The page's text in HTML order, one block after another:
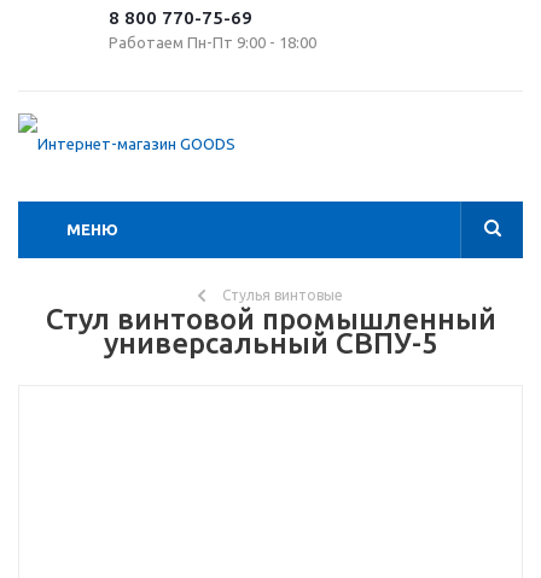
8 800 770-75-69
Работаем Пн-Пт 9:00 - 18:00
МЕНЮ
Стулья винтовые
Стул винтовой промышленный
универсальный СВПУ-5